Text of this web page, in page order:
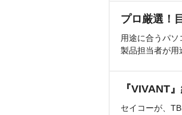
プロ厳選！
用途に合うパ
製品担当者が用
『VIVANT
セイコーが、